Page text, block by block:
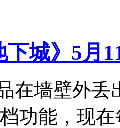
下城》5月
在墙壁外
功能，现